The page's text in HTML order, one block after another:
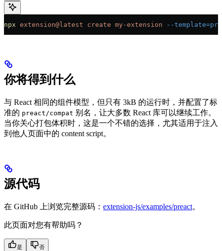
npx extension@latest create my-extension --
你将得到什么
与 React 相同的组件模型，但只有 3kB 的运行时，并配置了标
准的 preact/compat 别名，让大多数 React 库可以继续工作。
当你关心打包体积时，这是一个不错的选择，尤其适用于注入
到他人页面中的 content script。
源代码
在 GitHub 上浏览完整源码： extension-js/examples/preact。
此页面对您有帮助吗？
是 否